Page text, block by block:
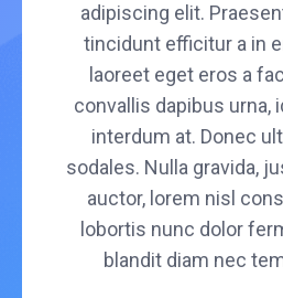
adipiscing elit.
tincidunt efficitur a in
laoreet eget eros a
convallis dapibus urna,
interdum at. Donec
sodales. Nulla gravida,
auctor, lorem nisl
lobortis nunc dolor
blandit diam nec